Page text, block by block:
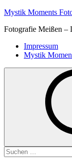
Skip
content
Mystik Moments
Fotografie Meißen –
Primary
Menu
Impressum
Mystik
Suchen
nach: